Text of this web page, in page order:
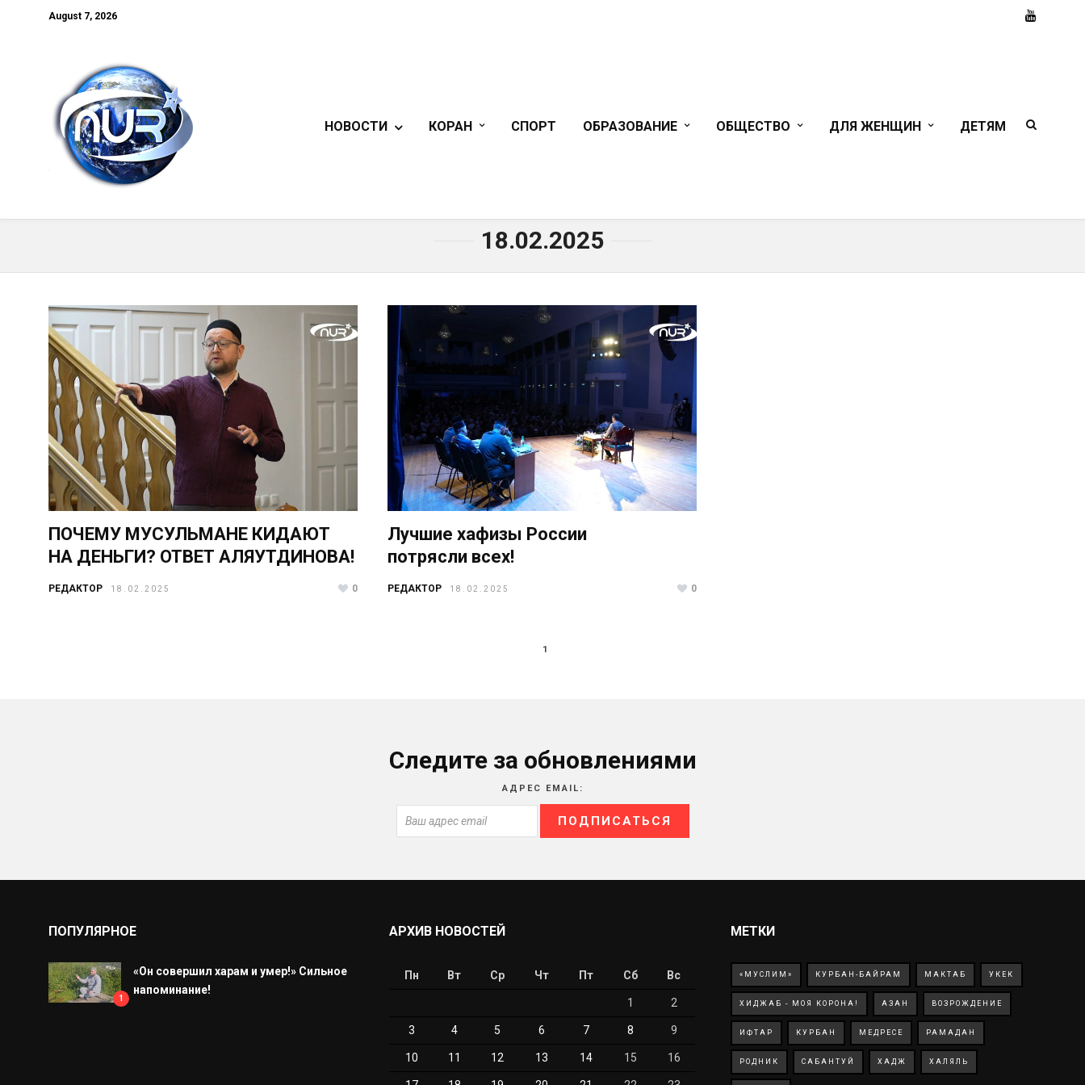
August 7, 2026
НОВОСТИ КОРАН СПОРТ ОБРАЗОВАНИЕ ОБЩЕСТВО ДЛЯ ЖЕНЩИН ДЕТЯМ
ГЛАВНАЯ»
18.02.2025
ПОЧЕМУ МУСУЛЬМАНЕ КИДАЮТ
НА ДЕНЬГИ? ОТВЕТ АЛЯУТДИНОВА!
РЕДАКТОР 18.02.2025 0
Лучшие хафизы России
потрясли всех!
РЕДАКТОР 18.02.2025 0
1
Следите за обновлениями
АДРЕС EMAIL:
ПОПУЛЯРНОЕ
1
«Он совершил харам и умер!» Сильное
напоминание!
АРХИВ НОВОСТЕЙ
Пн Вт Ср Чт Пт Сб Вс
1 2
3 4 5 6 7 8 9
10 11 12 13 14 15 16
МЕТКИ
«МУСЛИМ» КУРБАН-БАЙРАМ МАКТАБ УКЕК
ХИДЖАБ - МОЯ КОРОНА! АЗАН ВОЗРОЖДЕНИЕ
ИФТАР КУРБАН МЕДРЕСЕ РАМАДАН
РОДНИК САБАНТУЙ ХАДЖ ХАЛЯЛЬ